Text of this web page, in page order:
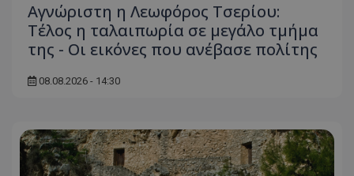
Αγνώριστη η Λεωφόρος Τσερίου:
Τέλος η ταλαιπωρία σε μεγάλο τμήμα
της - Οι εικόνες που ανέβασε πολίτης
08.08.2026 - 14:30